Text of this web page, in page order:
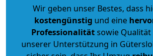
Wir geben unser Bestes, dass
kostengünstig und eine
Professionalitätsowie
unserer Unterstützung in